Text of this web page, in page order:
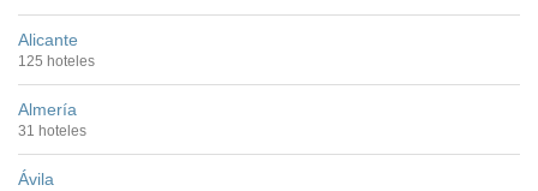
Alicante
125 hoteles
Almería
31 hoteles
Ávila